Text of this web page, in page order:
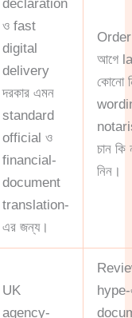
declaration
ও fast
digital
delivery
দরকার এমন
standard
official ও
financial-
document
translation-
এর জন্য।
Order
আগে
কোনো
চান কি
নিন।
UK
agency-
hype-